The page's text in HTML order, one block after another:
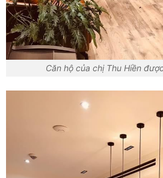
Căn hộ của chị Thu Hiền